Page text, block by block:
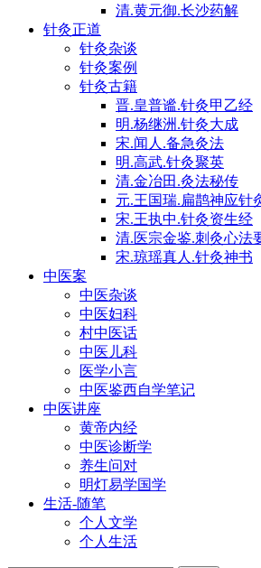
清.黄元御.长沙药解
针灸正道
针灸杂谈
针灸案例
针灸古籍
晋.皇普谧.针灸甲乙经
明.杨继洲.针灸大成
宋.闻人.备急灸法
明.高武.针灸聚英
清.金冶田.灸法秘传
元.王国瑞.扁鹊神应针
宋.王执中.针灸资生经
清.医宗金鉴.刺灸心法
宋.琼瑶真人.针灸神书
中医案
中医杂谈
中医妇科
村中医话
中医儿科
医学小言
中医鉴西自学笔记
中医讲座
黄帝内经
中医诊断学
养生问对
明灯易学国学
生活-随笔
个人文学
个人生活